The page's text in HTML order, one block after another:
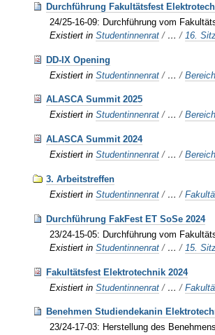
Durchführung Fakultätsfest
24/25-16-09: Durchführung vom
Existiert in Studentinnenrat / …/ 16.
DD-IX Opening
Existiert in Studentinnenrat / …/
ALASCA Summit 2025
Existiert in Studentinnenrat / …/
ALASCA Summit 2024
Existiert in Studentinnenrat / …/
3. Arbeitstreffen
Existiert in Studentinnenrat / …/
Durchführung FakFest ET SoSe 2024
23/24-15-05: Durchführung vom
Existiert in Studentinnenrat / …/ 15.
Fakultätsfest Elektrotechnik 2024
Existiert in Studentinnenrat / …/
Benehmen Studiendekanin
23/24-17-03: Herstellung des